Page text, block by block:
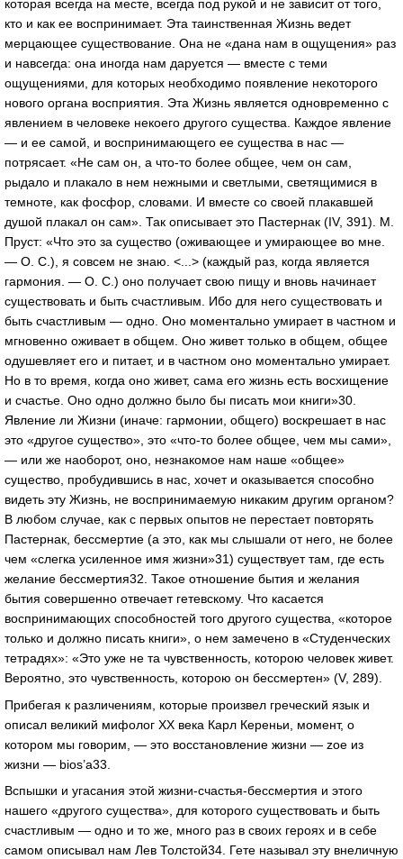
которая всегда на месте, всегда под рукой и не зависит от того,
кто и как ее воспринимает. Эта таинственная Жизнь ведет
мерцающее существование. Она не «дана нам в ощущения» раз
и навсегда: она иногда нам даруется — вместе с теми
ощущениями, для которых необходимо появление некоторого
нового органа восприятия. Эта Жизнь является одновременно с
явлением в человеке некоего другого существа. Каждое явление
— и ее самой, и воспринимающего ее существа в нас —
потрясает. «Не сам он, а что-то более общее, чем он сам,
рыдало и плакало в нем нежными и светлыми, светящимися в
темноте, как фосфор, словами. И вместе со своей плакавшей
душой плакал он сам». Так описывает это Пастернак (IV, 391). М.
Пруст: «Что это за существо (оживающее и умирающее во мне.
— О. С.), я совсем не знаю. <...> (каждый раз, когда является
гармония. — О. С.) оно получает свою пищу и вновь начинает
существовать и быть счастливым. Ибо для него существовать и
быть счастливым — одно. Оно моментально умирает в частном и
мгновенно оживает в общем. Оно живет только в общем, общее
одушевляет его и питает, и в частном оно моментально умирает.
Но в то время, когда оно живет, сама его жизнь есть восхищение
и счастье. Оно одно должно было бы писать мои книги»30.
Явление ли Жизни (иначе: гармонии, общего) воскрешает в нас
это «другое существо», это «что-то более общее, чем мы сами»,
— или же наоборот, оно, незнакомое нам наше «общее»
существо, пробудившись в нас, хочет и оказывается способно
видеть эту Жизнь, не воспринимаемую никаким другим органом?
В любом случае, как с первых опытов не перестает повторять
Пастернак, бессмертие (а это, как мы слышали от него, не более
чем «слегка усиленное имя жизни»31) существует там, где есть
желание бессмертия32. Такое отношение бытия и желания
бытия совершенно отвечает гетевскому. Что касается
воспринимающих способностей того другого существа, «которое
только и должно писать книги», о нем замечено в «Студенческих
тетрадях»: «Это уже не та чувственность, которою человек живет.
Вероятно, это чувственность, которою он бессмертен» (V, 289).
Прибегая к различениям, которые произвел греческий язык и
описал великий мифолог ХХ века Карл Кереньи, момент, о
котором мы говорим, — это восстановление жизни — zoe из
жизни — bios’a33.
Вспышки и угасания этой жизни-счастья-бессмертия и этого
нашего «другого существа», для которого существовать и быть
счастливым — одно и то же, много раз в своих героях и в себе
самом описывал нам Лев Толстой34. Гете называл эту внеличную